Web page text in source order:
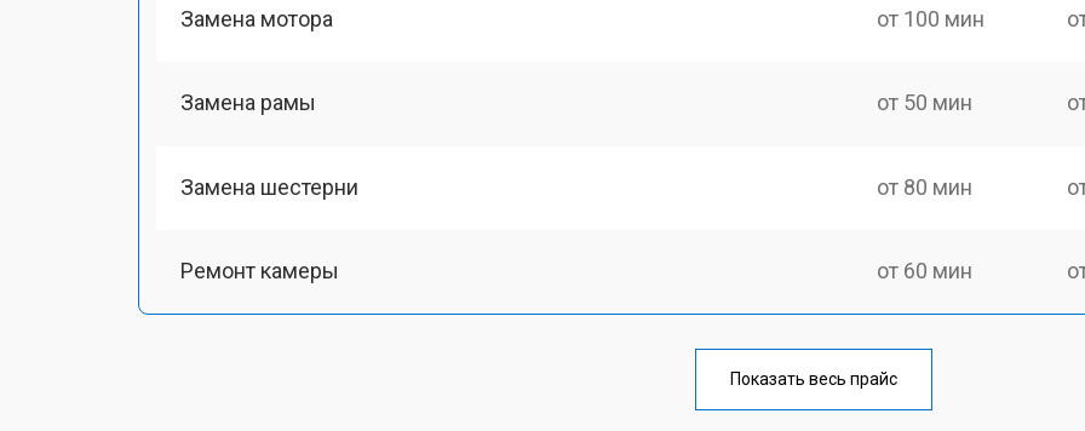
Замена мотора от 100 мин
Замена рамы от 50 мин
Замена шестерни от 80 мин
Ремонт камеры от 60 мин
от 80 мин
Показать весь прайс